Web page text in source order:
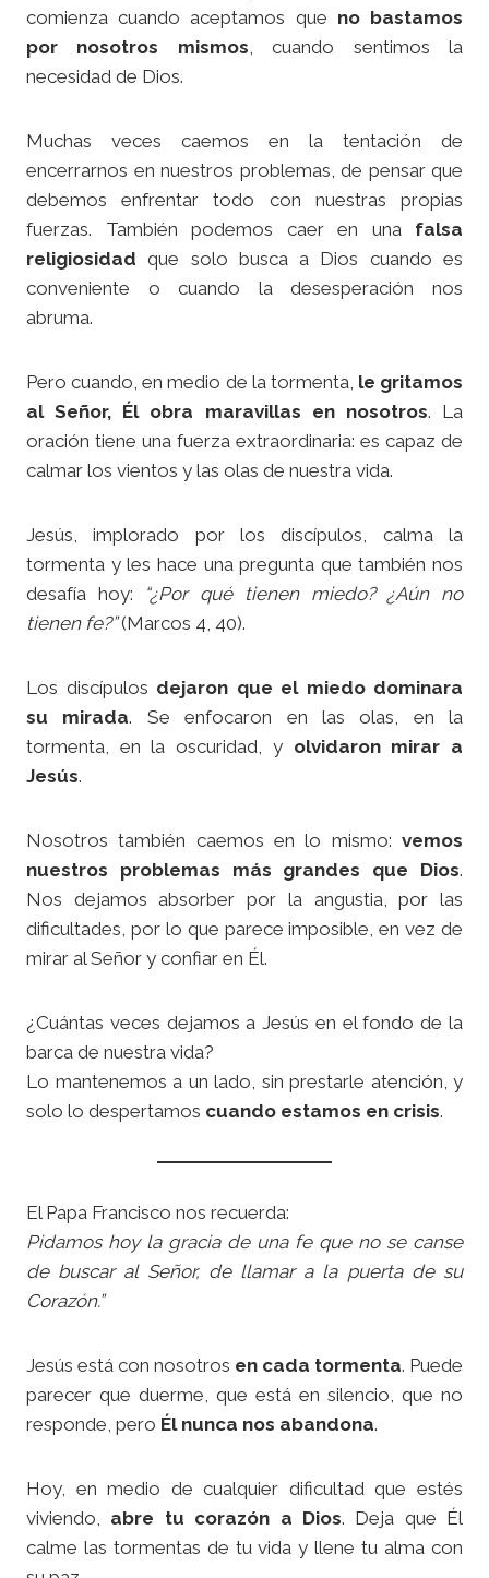
comienza cuando aceptamos que no bastamos
por nosotros mismos, cuando sentimos la
necesidad de Dios.
Muchas veces caemos en la tentación de
encerrarnos en nuestros problemas, de pensar que
debemos enfrentar todo con nuestras propias
fuerzas. También podemos caer en una falsa
religiosidad que solo busca a Dios cuando es
conveniente o cuando la desesperación nos
abruma.
Pero cuando, en medio de la tormenta, le gritamos
al Señor, Él obra maravillas en nosotros. La
oración tiene una fuerza extraordinaria: es capaz de
calmar los vientos y las olas de nuestra vida.
Jesús, implorado por los discípulos, calma la
tormenta y les hace una pregunta que también nos
desafía hoy:
“¿Por qué tienen miedo? ¿Aún no
tienen fe?”(Marcos 4, 40).
Los discípulos dejaron que el miedo dominara
su mirada. Se enfocaron en las olas, en la
tormenta, en la oscuridad, y olvidaron mirar a
Jesús.
Nosotros también caemos en lo mismo: vemos
nuestros problemas más grandes que Dios.
Nos dejamos absorber por la angustia, por las
dificultades, por lo que parece imposible, en vez de
mirar al Señor y confiar en Él.
¿Cuántas veces dejamos a Jesús en el fondo de la
barca de nuestra vida?
Lo mantenemos a un lado, sin prestarle atención, y
solo lo despertamos cuando estamos en crisis.
El Papa Francisco nos recuerda:
Pidamos hoy la gracia de una fe que no se canse
de buscar al Señor, de llamar a la puerta de su
Corazón.”
Jesús está con nosotros en cada tormenta. Puede
parecer que duerme, que está en silencio, que no
responde, pero Él nunca nos abandona.
Hoy, en medio de cualquier dificultad que estés
viviendo, abre tu corazón a Dios. Deja que Él
calme las tormentas de tu vida y llene tu alma con